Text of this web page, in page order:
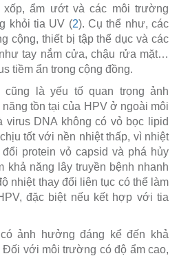
xốp, ẩm ướt và các môi trường
khỏi tia UV (2). Cụ thể như, các
cộng, thiết bị tập thể dục và các
tay nắm cửa, chậu rửa mặt…
tiềm ẩn trong cộng đồng.
cũng là yếu tố quan trọng ảnh
tồn tại của HPV ở ngoài môi
DNA không có vỏ bọc lipid
tốt với nền nhiệt thấp, vì nhiệt
protein vỏ capsid và phá hủy
khả năng lây truyền bệnh nhanh
nhiệt thay đổi liên tục có thể làm
đặc biệt nếu kết hợp với tia
ảnh hưởng đáng kể đến khả
Đối với môi trường có độ ẩm cao,